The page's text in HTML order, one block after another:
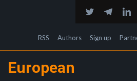
RSS Authors Sign up
European